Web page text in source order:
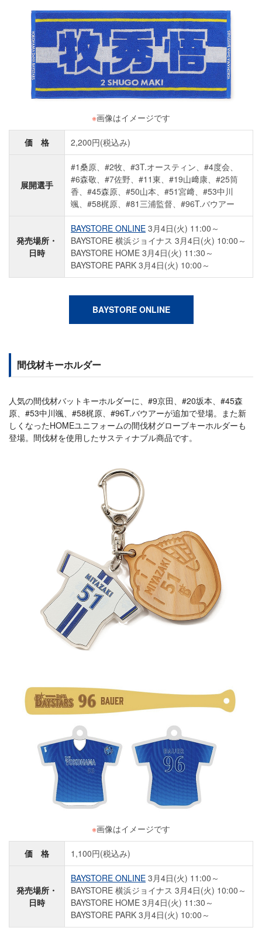
※画像はイメージです
価 格 2,200円(税込み)
展開選手
#1桑原、#2牧、#3T.オースティン、#4度会、
#6森敬、#7佐野、#11東、#19山﨑康、#25筒
香、#45森原、#50山本、#51宮﨑、#53中川
颯、#58梶原、#81三浦監督、#96T.バウアー
発売場所・
日時
BAYSTORE ONLINE 3月4日(火) 11:00～
BAYSTORE 横浜ジョイナス 3月4日(火) 10:00～
BAYSTORE HOME 3月4日(火) 11:30～
BAYSTORE PARK 3月4日(火) 10:00～
BAYSTORE ONLINE
間伐材キーホルダー
人気の間伐材バットキーホルダーに、#9京田、#20坂本、#45森
原、#53中川颯、#58梶原、#96T.バウアーが追加で登場。また新
しくなったHOMEユニフォームの間伐材グローブキーホルダーも
登場。間伐材を使用したサスティナブル商品です。
※画像はイメージです
価 格 1,100円(税込み)
発売場所・
日時
BAYSTORE ONLINE 3月4日(火) 11:00～
BAYSTORE 横浜ジョイナス 3月4日(火) 10:00～
BAYSTORE HOME 3月4日(火) 11:30～
BAYSTORE PARK 3月4日(火) 10:00～